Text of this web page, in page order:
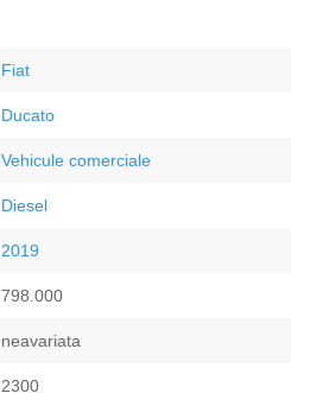
Fiat
Ducato
Vehicule comerciale
Diesel
2019
798.000
neavariata
2300